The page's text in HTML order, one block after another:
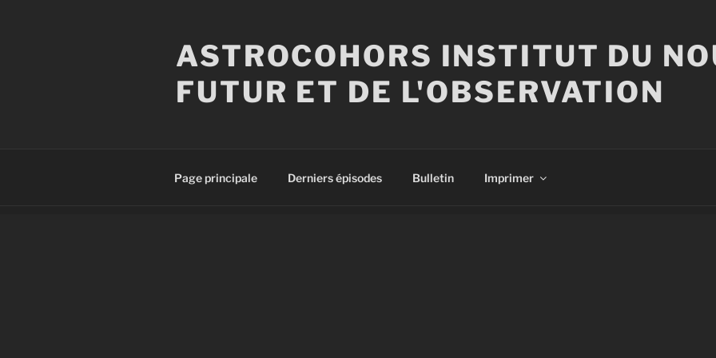
ASTROCOHORS INSTITUT DU
FUTUR ET DE L'OBSERVATION
Page principale Derniers épisodes Bulletin Imprimer